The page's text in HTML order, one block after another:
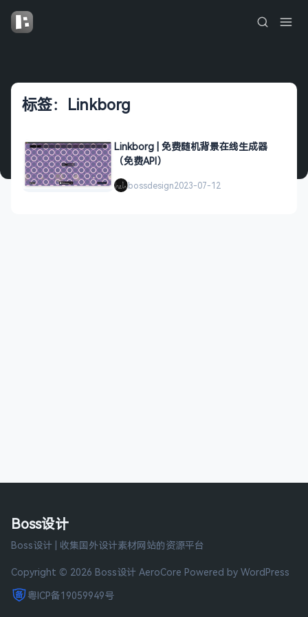
标签：Linkborg
Linkborg | 免费随机背景在线生成器
（免费API）
bossdesign2023-07-12
Boss设计
Boss设计 | 收集国外设计素材网站的资源平台
Copyright © 2026 Boss设计 AeroCore Powered by WordPress
粤ICP备19059949号